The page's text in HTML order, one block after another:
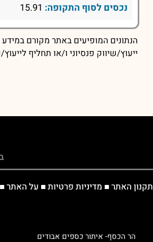
נכסים לסוף התקופה:
הנתונים המופיעים באתר מקורם
ייעוץ/שיווק פנסיוני ו/או תחליף
תקנון האתר■ מדיניות פרטיות■ על האתר
הר הכסף- איתור כספים אבודים